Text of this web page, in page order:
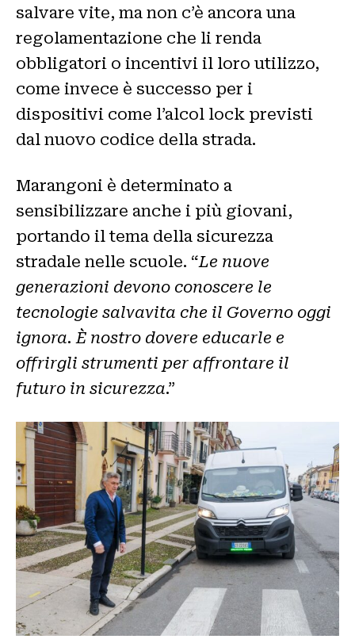
salvare vite, ma non c’è ancora una
regolamentazione che li renda
obbligatori o incentivi il loro utilizzo,
come invece è successo per i
dispositivi come l’alcol lock previsti
dal nuovo codice della strada.
Marangoni è determinato a
sensibilizzare anche i più giovani,
portando il tema della sicurezza
stradale nelle scuole. “Le nuove
generazioni devono conoscere le
tecnologie salvavita che il Governo oggi
ignora. È nostro dovere educarle e
offrirgli strumenti per affrontare il
futuro in sicurezza.”